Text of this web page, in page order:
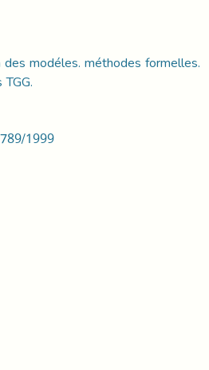
modéles. méthodes formelles.
1999